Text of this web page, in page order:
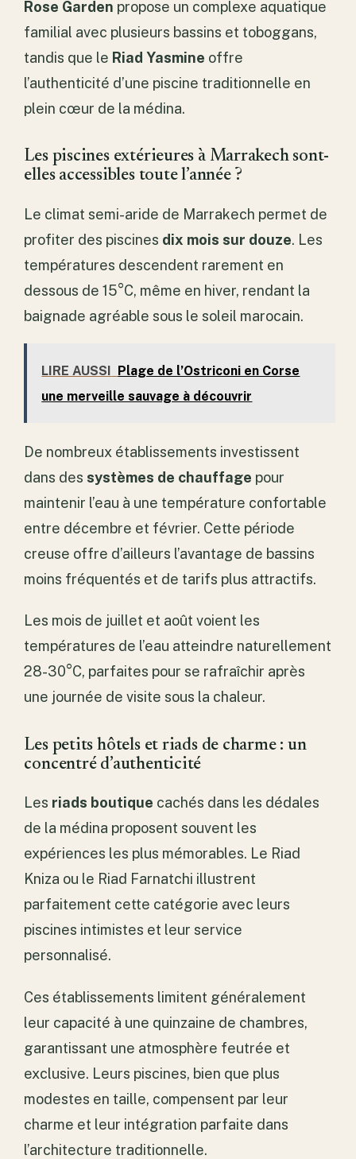
Rose Garden propose un complexe aquatique
familial avec plusieurs bassins et toboggans,
tandis que le Riad Yasmine offre
l’authenticité d’une piscine traditionnelle en
plein cœur de la médina.
Les piscines extérieures à Marrakech sont-
elles accessibles toute l’année ?
Le climat semi-aride de Marrakech permet de
profiter des piscines dix mois sur douze. Les
températures descendent rarement en
dessous de 15°C, même en hiver, rendant la
baignade agréable sous le soleil marocain.
LIRE AUSSI Plage de l’Ostriconi en Corse
une merveille sauvage à découvrir
De nombreux établissements investissent
dans des systèmes de chauffage pour
maintenir l’eau à une température confortable
entre décembre et février. Cette période
creuse offre d’ailleurs l’avantage de bassins
moins fréquentés et de tarifs plus attractifs.
Les mois de juillet et août voient les
températures de l’eau atteindre naturellement
28-30°C, parfaites pour se rafraîchir après
une journée de visite sous la chaleur.
Les petits hôtels et riads de charme : un
concentré d’authenticité
Les riads boutique cachés dans les dédales
de la médina proposent souvent les
expériences les plus mémorables. Le Riad
Kniza ou le Riad Farnatchi illustrent
parfaitement cette catégorie avec leurs
piscines intimistes et leur service
personnalisé.
Ces établissements limitent généralement
leur capacité à une quinzaine de chambres,
garantissant une atmosphère feutrée et
exclusive. Leurs piscines, bien que plus
modestes en taille, compensent par leur
charme et leur intégration parfaite dans
l’architecture traditionnelle.